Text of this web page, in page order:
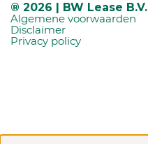
® 2026 | BW Lease B.V.
Algemene voorwaarden
Disclaimer
Privacy policy